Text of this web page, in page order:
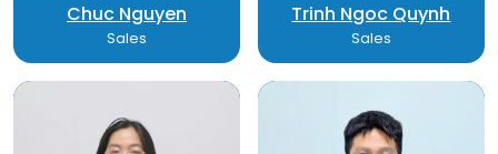
Chuc Nguyen
Sales
Trinh Ngoc Quynh
Sales